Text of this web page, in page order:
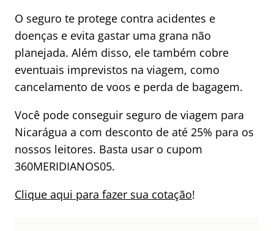
O seguro te protege contra acidentes e
doenças e evita gastar uma grana não
planejada. Além disso, ele também cobre
eventuais imprevistos na viagem, como
cancelamento de voos e perda de bagagem.
Você pode conseguir seguro de viagem para
Nicarágua a com desconto de até 25% para os
nossos leitores. Basta usar o cupom
360MERIDIANOS05.
Clique aqui para fazer sua cotação!